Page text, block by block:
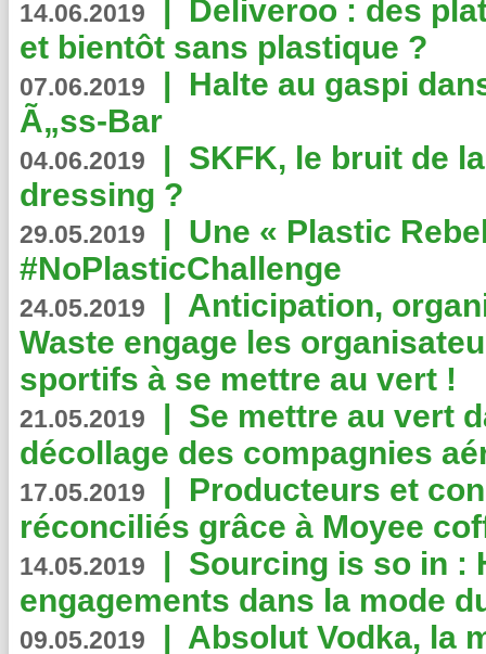
14.06.2019 | Deliveroo : des
et bientôt sans plastique ?
07.06.2019 | Halte au gaspi
Ã„ss-Bar
04.06.2019 | SKFK, le bruit de
dressing ?
29.05.2019 | Une « Plastic
#NoPlasticChallenge
24.05.2019 | Anticipation,
Waste engage les
sportifs à se mettre au vert !
21.05.2019 | Se mettre au vert
décollage des compagnies
17.05.2019 | Producteurs et
réconciliés grâce à Moyee
14.05.2019 | Sourcing is so in :
engagements dans la mode
09.05.2019 | Absolut Vodka, la